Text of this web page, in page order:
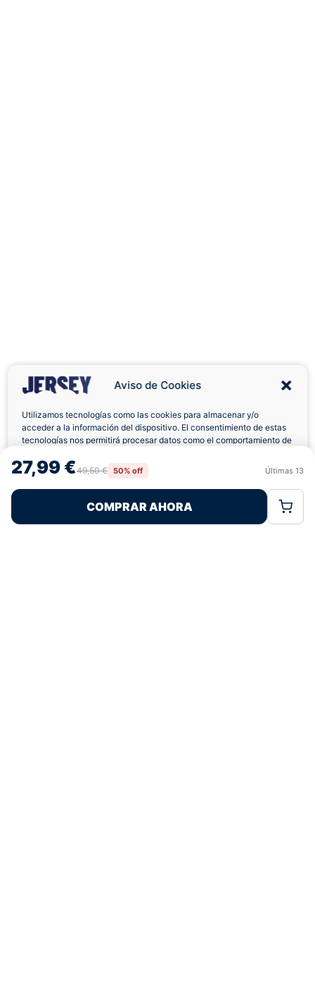
Aviso de Cookies
Utilizamos tecnologías como las cookies para almacenar y/o
acceder a la información del dispositivo. El consentimiento de estas
tecnologías nos permitirá procesar datos como el comportamiento de
retirar el consentimiento, puede afectar negativamente a ciertas
características y funciones.
Rechazar
Política de CookiesPolítica de Privacidad
27,99 €49,50 € 50% off Últimas 13
COMPRAR AHORA
Envíos a Domicilio Devolución 7 Días
Pagos 100% Seguros Ofertas Sin Límites